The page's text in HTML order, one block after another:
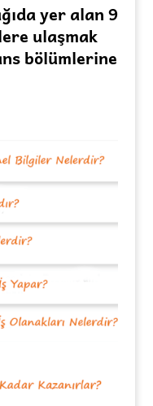
yer alan 9
ulaşmak
bölümlerine